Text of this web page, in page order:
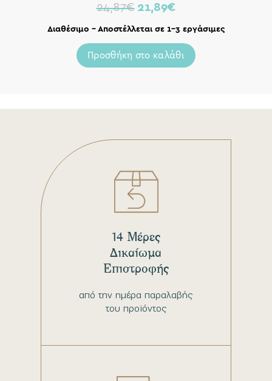
24,87€ 21,89€
Διαθέσιμο – Αποστέλλεται σε 1-3 εργάσιμες
Προσθήκη στο καλάθι
από την ημέρα παραλαβής
του προϊόντος
14 Μέρες
Δικαίωμα
Επιστροφής